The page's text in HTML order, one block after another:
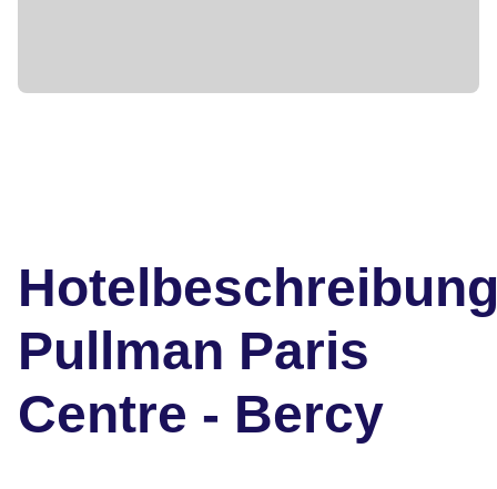
Pullman Paris
Centre - Bercy